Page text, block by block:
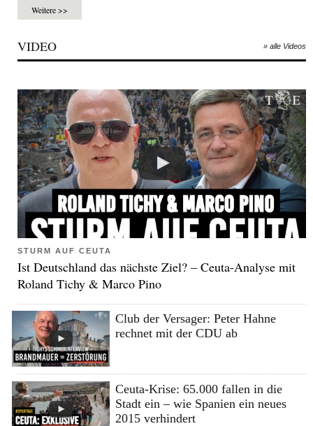
Weitere >>
VIDEO » alle Videos
STURM AUF CEUTA
Ist Deutschland das nächste Ziel? – Ceuta-Analyse mit
Roland Tichy & Marco Pino
Club der Versager: Peter Hahne
rechnet mit der CDU ab
Ceuta-Krise: 65.000 fallen in die
Stadt ein – wie Spanien ein neues
2015 verhindert